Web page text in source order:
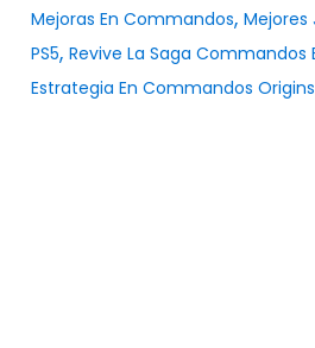
Mejoras En Commandos, Mejores
PS5, Revive La Saga Commandos
Estrategia En Commandos Origins